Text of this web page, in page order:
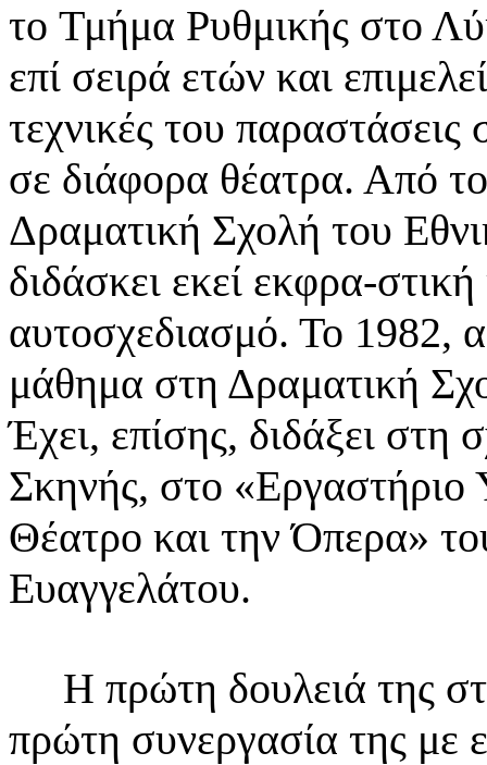
το Τμήμα Ρυθμικής στο
επί σειρά ετών και
τεχνικές του
σε διάφορα θέατρα. Από
Δραματική Σχολή του
διδάσκει εκεί εκφρα-
αυτοσχεδιασμό. Το 1982,
μάθημα στη Δραματική
Έχει, επίσης, διδάξει στη
Σκηνής, στο «Εργαστήριο
Θέατρο και την Όπερα»
Ευαγγελάτου.
Η πρώτη δουλειά της
πρώτη συνεργασία της με